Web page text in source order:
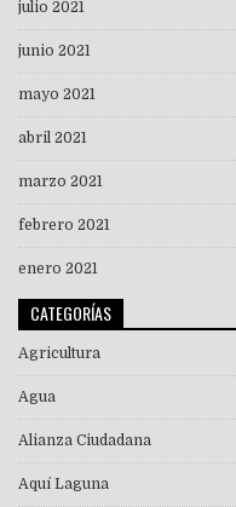
julio 2021
junio 2021
mayo 2021
abril 2021
marzo 2021
febrero 2021
enero 2021
CATEGORÍAS
Agricultura
Agua
Alianza Ciudadana
Aquí Laguna